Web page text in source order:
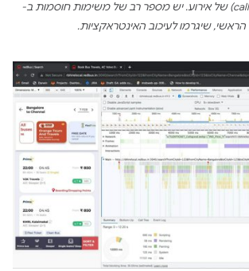
קריאה חוזרת (callback) של אירוע. יש מספר רב של משימות חוסמות ב-